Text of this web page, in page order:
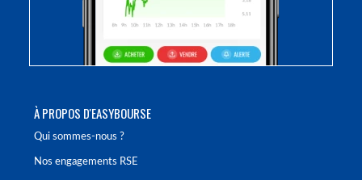
À PROPOS D'EASYBOURSE
Qui sommes-nous ?
Nos engagements RSE